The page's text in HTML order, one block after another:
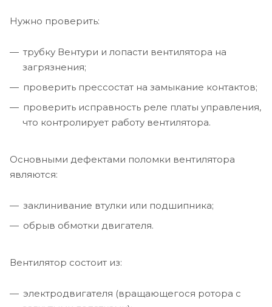
Нужно проверить:
трубку Вентури и лопасти вентилятора на
загрязнения;
проверить прессостат на замыкание контактов;
проверить исправность реле платы управления,
что контролирует работу вентилятора.
Основными дефектами поломки вентилятора
являются:
заклинивание втулки или подшипника;
обрыв обмотки двигателя.
Вентилятор состоит из:
электродвигателя (вращающегося ротора с